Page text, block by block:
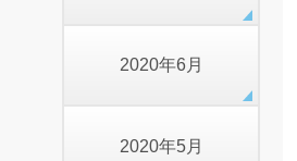
2020年6月
2020年5月